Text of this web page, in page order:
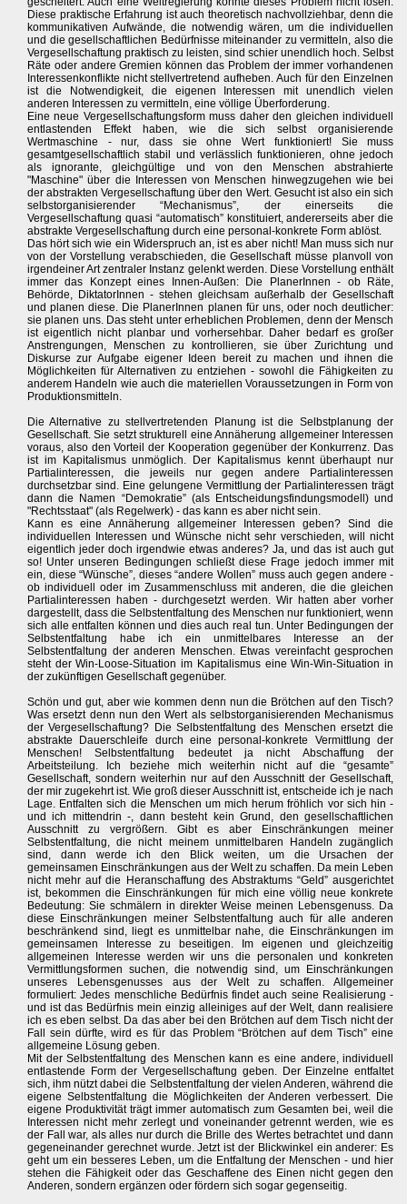
Diese praktische Erfahrung ist auch theoretisch nachvollziehbar, denn die
kommunikativen Aufwände, die notwendig wären, um die individuellen
und die gesellschaftlichen Bedürfnisse miteinander zu vermitteln, also die
Vergesellschaftung praktisch zu leisten, sind schier unendlich hoch. Selbst
Räte oder andere Gremien können das Problem der immer vorhandenen
Interessenkonflikte nicht stellvertretend aufheben. Auch für den Einzelnen
ist die Notwendigkeit, die eigenen Interessen mit unendlich vielen
anderen Interessen zu vermitteln, eine völlige Überforderung.
Eine neue Vergesellschaftungsform muss daher den gleichen individuell
entlastenden Effekt haben, wie die sich selbst organisierende
Wertmaschine - nur, dass sie ohne Wert funktioniert! Sie muss
gesamtgesellschaftlich stabil und verlässlich funktionieren, ohne jedoch
als ignorante, gleichgültige und von den Menschen abstrahierte
"Maschine" über die Interessen von Menschen hinwegzugehen wie bei
der abstrakten Vergesellschaftung über den Wert. Gesucht ist also ein sich
selbstorganisierender “Mechanismus”, der einerseits die
Vergesellschaftung quasi “automatisch” konstituiert, andererseits aber die
abstrakte Vergesellschaftung durch eine personal-konkrete Form ablöst.
Das hört sich wie ein Widerspruch an, ist es aber nicht! Man muss sich nur
von der Vorstellung verabschieden, die Gesellschaft müsse planvoll von
irgendeiner Art zentraler Instanz gelenkt werden. Diese Vorstellung enthält
immer das Konzept eines Innen-Außen: Die PlanerInnen - ob Räte,
Behörde, DiktatorInnen - stehen gleichsam außerhalb der Gesellschaft
und planen diese. Die PlanerInnen planen für uns, oder noch deutlicher:
sie planen uns. Das steht unter erheblichen Problemen, denn der Mensch
ist eigentlich nicht planbar und vorhersehbar. Daher bedarf es großer
Anstrengungen, Menschen zu kontrollieren, sie über Zurichtung und
Diskurse zur Aufgabe eigener Ideen bereit zu machen und ihnen die
Möglichkeiten für Alternativen zu entziehen - sowohl die Fähigkeiten zu
anderem Handeln wie auch die materiellen Voraussetzungen in Form von
Produktionsmitteln.
Die Alternative zu stellvertretenden Planung ist die Selbstplanung der
Gesellschaft. Sie setzt strukturell eine Annäherung allgemeiner Interessen
voraus, also den Vorteil der Kooperation gegenüber der Konkurrenz. Das
ist im Kapitalismus unmöglich. Der Kapitalismus kennt überhaupt nur
Partialinteressen, die jeweils nur gegen andere Partialinteressen
durchsetzbar sind. Eine gelungene Vermittlung der Partialinteressen trägt
dann die Namen “Demokratie” (als Entscheidungsfindungsmodell) und
"Rechtsstaat" (als Regelwerk) - das kann es aber nicht sein.
Kann es eine Annäherung allgemeiner Interessen geben? Sind die
individuellen Interessen und Wünsche nicht sehr verschieden, will nicht
eigentlich jeder doch irgendwie etwas anderes? Ja, und das ist auch gut
so! Unter unseren Bedingungen schließt diese Frage jedoch immer mit
ein, diese “Wünsche”, dieses “andere Wollen” muss auch gegen andere -
ob individuell oder im Zusammenschluss mit anderen, die die gleichen
Partialinteressen haben - durchgesetzt werden. Wir hatten aber vorher
dargestellt, dass die Selbstentfaltung des Menschen nur funktioniert, wenn
sich alle entfalten können und dies auch real tun. Unter Bedingungen der
Selbstentfaltung habe ich ein unmittelbares Interesse an der
Selbstentfaltung der anderen Menschen. Etwas vereinfacht gesprochen
steht der Win-Loose-Situation im Kapitalismus eine Win-Win-Situation in
der zukünftigen Gesellschaft gegenüber.
Schön und gut, aber wie kommen denn nun die Brötchen auf den Tisch?
Was ersetzt denn nun den Wert als selbstorganisierenden Mechanismus
der Vergesellschaftung? Die Selbstentfaltung des Menschen ersetzt die
abstrakte Dauerschleife durch eine personal-konkrete Vermittlung der
Menschen! Selbstentfaltung bedeutet ja nicht Abschaffung der
Arbeitsteilung. Ich beziehe mich weiterhin nicht auf die “gesamte”
Gesellschaft, sondern weiterhin nur auf den Ausschnitt der Gesellschaft,
der mir zugekehrt ist. Wie groß dieser Ausschnitt ist, entscheide ich je nach
Lage. Entfalten sich die Menschen um mich herum fröhlich vor sich hin -
und ich mittendrin -, dann besteht kein Grund, den gesellschaftlichen
Ausschnitt zu vergrößern. Gibt es aber Einschränkungen meiner
Selbstentfaltung, die nicht meinem unmittelbaren Handeln zugänglich
sind, dann werde ich den Blick weiten, um die Ursachen der
gemeinsamen Einschränkungen aus der Welt zu schaffen. Da mein Leben
nicht mehr auf die Heranschaffung des Abstraktums “Geld” ausgerichtet
ist, bekommen die Einschränkungen für mich eine völlig neue konkrete
Bedeutung: Sie schmälern in direkter Weise meinen Lebensgenuss. Da
diese Einschränkungen meiner Selbstentfaltung auch für alle anderen
beschränkend sind, liegt es unmittelbar nahe, die Einschränkungen im
gemeinsamen Interesse zu beseitigen. Im eigenen und gleichzeitig
allgemeinen Interesse werden wir uns die personalen und konkreten
Vermittlungsformen suchen, die notwendig sind, um Einschränkungen
unseres Lebensgenusses aus der Welt zu schaffen. Allgemeiner
formuliert: Jedes menschliche Bedürfnis findet auch seine Realisierung -
und ist das Bedürfnis mein einzig alleiniges auf der Welt, dann realisiere
ich es eben selbst. Da das aber bei den Brötchen auf dem Tisch nicht der
Fall sein dürfte, wird es für das Problem “Brötchen auf dem Tisch” eine
allgemeine Lösung geben.
Mit der Selbstentfaltung des Menschen kann es eine andere, individuell
entlastende Form der Vergesellschaftung geben. Der Einzelne entfaltet
sich, ihm nützt dabei die Selbstentfaltung der vielen Anderen, während die
eigene Selbstentfaltung die Möglichkeiten der Anderen verbessert. Die
eigene Produktivität trägt immer automatisch zum Gesamten bei, weil die
Interessen nicht mehr zerlegt und voneinander getrennt werden, wie es
der Fall war, als alles nur durch die Brille des Wertes betrachtet und dann
gegeneinander gerechnet wurde. Jetzt ist der Blickwinkel ein anderer: Es
geht um ein besseres Leben, um die Entfaltung der Menschen - und hier
stehen die Fähigkeit oder das Geschaffene des Einen nicht gegen den
Anderen, sondern ergänzen oder fördern sich sogar gegenseitig.